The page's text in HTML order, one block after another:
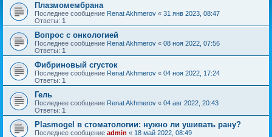
Плазмомембрана
Последнее сообщение Renat Akhmerov « 31 янв 2023, 08:47
Ответы: 1
Вопрос с онкологией
Последнее сообщение Renat Akhmerov « 08 ноя 2022, 07:56
Ответы: 1
Фибриновый сгусток
Последнее сообщение Renat Akhmerov « 04 ноя 2022, 17:24
Ответы: 1
Гель
Последнее сообщение Renat Akhmerov « 04 авг 2022, 20:43
Ответы: 1
Plasmogel в стоматологии: нужно ли ушивать рану?
Последнее сообщение admin « 18 май 2022, 08:49